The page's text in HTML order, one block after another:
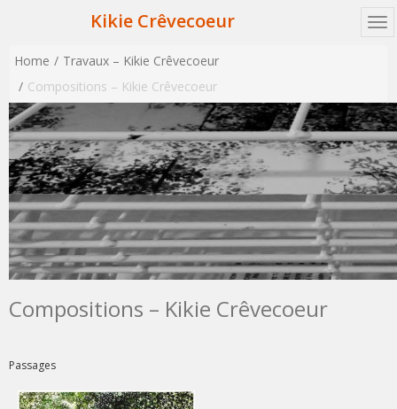
Kikie Crêvecoeur
Home
Travaux – Kikie Crêvecoeur
Compositions – Kikie Crêvecoeur
Compositions – Kikie Crêvecoeur
Passages